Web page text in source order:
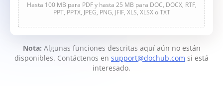
Hasta 100 MB para PDF y hasta 25 MB para DOC, DOCX, RTF,
PPT, PPTX, JPEG, PNG, JFIF, XLS, XLSX o TXT
Nota: Algunas funciones descritas aquí aún no están
disponibles. Contáctenos en support@dochub.com si está
interesado.